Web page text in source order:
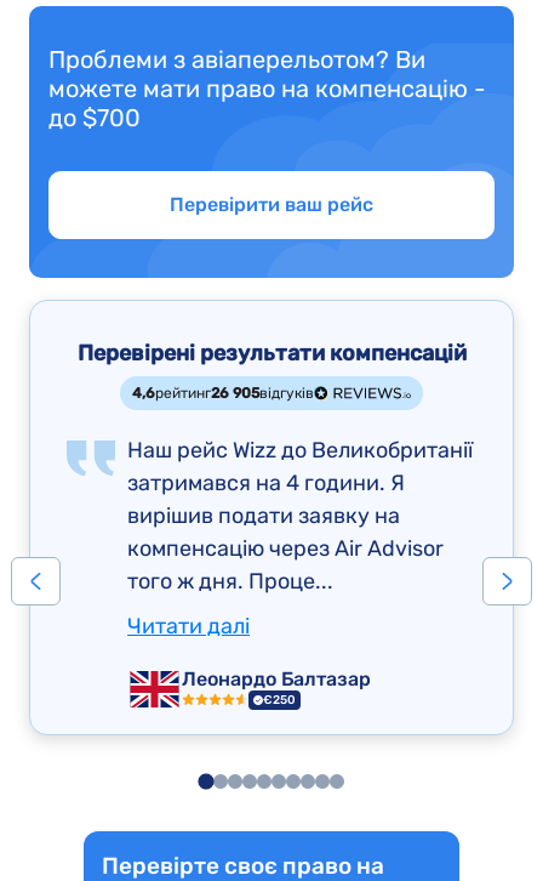
Проблеми з авіаперельотом? Ви
можете мати право на компенсацію -
до $700
Перевірити ваш рейс
Перевірені результати компенсацій
4,6рейтинг26 905відгуків
Наш рейс Wizz до Великобританії
затримався на 4 години. Я
вирішив подати заявку на
компенсацію через Air Advisor
того ж дня. Проце...
Читати далі
Леонардо Балтазар
€250
Перевірте своє право на